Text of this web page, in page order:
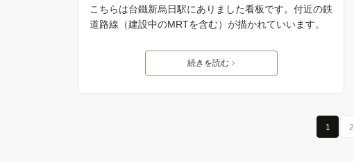
こちらは台鐵新烏日駅にありました看板です。付近の鉄
道路線（建設中のMRTを含む）が描かれていいます。
続きを読む
1 2